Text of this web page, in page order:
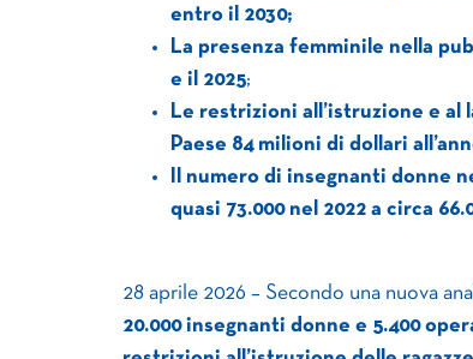
entro il 2030;
La presenza femminile nella
e il 2025;
Le restrizioni all’istruzione e al
Paese 84 milioni di dollari
Il numero di insegnanti donne
quasi 73.000 nel 2022 a circa
28 aprile 2026 – Secondo una nuova
20.000 insegnanti donne e 5.400